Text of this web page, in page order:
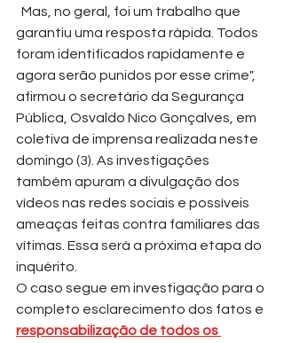
garantiu uma resposta rápida. Todos
foram identificados rapidamente e
agora serão punidos por esse crime",
afirmou o secretário da Segurança
Pública, Osvaldo Nico Gonçalves, em
coletiva de imprensa realizada neste
domingo (3). As investigações
também apuram a divulgação dos
vídeos nas redes sociais e possíveis
ameaças feitas contra familiares das
vítimas. Essa será a próxima etapa do
inquérito.
O caso segue em investigação para o
completo esclarecimento dos fatos e
responsabilização de todos os